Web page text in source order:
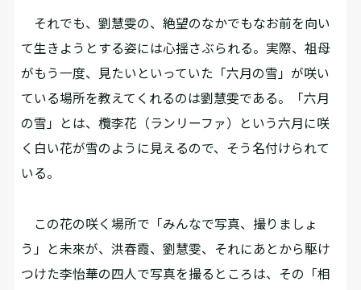
それでも、劉慧雯の、絶望のなかでもなお前を向い
て生きようとする姿には心揺さぶられる。実際、祖母
がもう一度、見たいといっていた「六月の雪」が咲い
ている場所を教えてくれるのは劉慧雯である。「六月
の雪」とは、欖李花（ランリーファ）という六月に咲
く白い花が雪のように見えるので、そう名付けられて
いる。
この花の咲く場所で「みんなで写真、撮りましょ
う」と未來が、洪春霞、劉慧雯、それにあとから駆け
つけた李怡華の四人で写真を撮るところは、その「相